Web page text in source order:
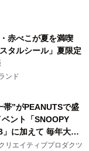
定メニューや大抽選
ックの振る舞いも～
赤べこが夏を満喫
タルシール」夏限定
ンド
帯”がPEANUTSで盛
ント「SNOOPY
に加えて 毎年大好
スヌーピーフェステ
リエイティブプロダクツ